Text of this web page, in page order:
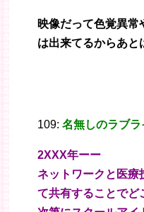
映像だって色覚異
は出来てるからあと
109: 名無しのラブラ
2XXX年ーー
ネットワークと医療
て共有することでど